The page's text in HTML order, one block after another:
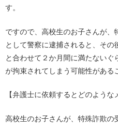
す。
ですので、高校生のお子さんが
として警察に逮捕されると、その
と合わせて２か月間に満たないぐ
が拘束されてしまう可能性がある
【弁護士に依頼するとどのような
高校生のお子さんが、特殊詐欺の